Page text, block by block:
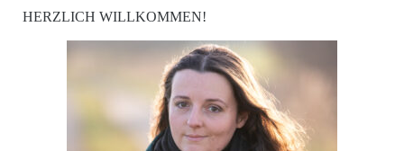
HERZLICH WILLKOMMEN!